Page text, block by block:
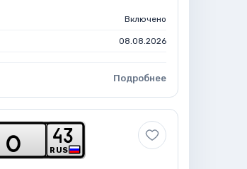
Включено
08.08.2026
Подробнее
o RUS
43